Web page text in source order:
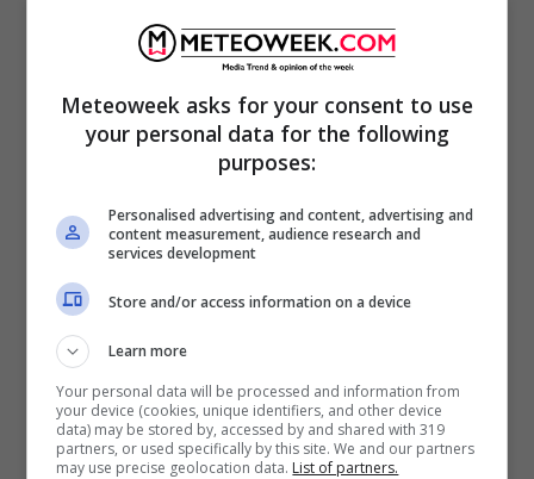
potevo organizzare viaggio migliore per
quest’estate. Tanti auguri a lei che mi ha
insegnato l’ungherese, che mi ha insegnato
la matematica… a lei che mi ha insegnato la
vita. Ti amo con tutto il cuore”.
Meteoweek asks for your consent to use
your personal data for the following
purposes:
Personalised advertising and content, advertising and
content measurement, audience research and
services development
Store and/or access information on a device
Learn more
Your personal data will be processed and information from
your device (cookies, unique identifiers, and other device
data) may be stored by, accessed by and shared with 319
partners, or used specifically by this site. We and our partners
may use precise geolocation data. List of partners.